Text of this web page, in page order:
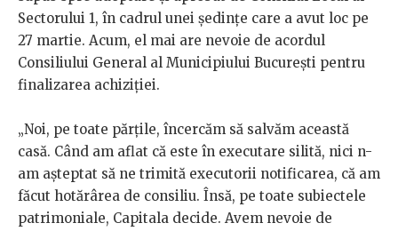
Sectorului 1, în cadrul unei ședințe care a avut loc pe
27 martie. Acum, el mai are nevoie de acordul
Consiliului General al Municipiului București pentru
finalizarea achiziției.
„Noi, pe toate părțile, încercăm să salvăm această
casă. Când am aflat că este în executare silită, nici n-
am așteptat să ne trimită executorii notificarea, că am
făcut hotărârea de consiliu. Însă, pe toate subiectele
patrimoniale, Capitala decide. Avem nevoie de